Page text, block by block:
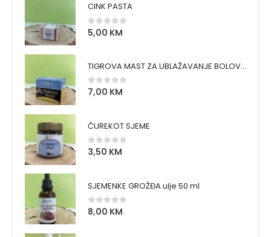
CINK PASTA
0 out of 5
5,00 KM
TIGROVA MAST ZA UBLAŽAVANJE BOLOVA I ZAGRIJAVANJE MIŠIĆA
0 out of 5
7,00 KM
ČUREKOT SJEME
0 out of 5
3,50 KM
SJEMENKE GROŽĐA ulje 50 ml
0 out of 5
8,00 KM